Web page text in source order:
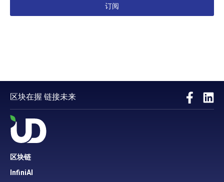
订阅
区块在握 链接未来
区块链
InfiniAI